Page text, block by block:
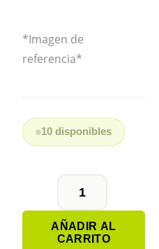
*Imagen de
referencia*
10 disponibles
CASIO
MTP-
VD300SG-
1EUDF
AÑADIR AL
CARRITO